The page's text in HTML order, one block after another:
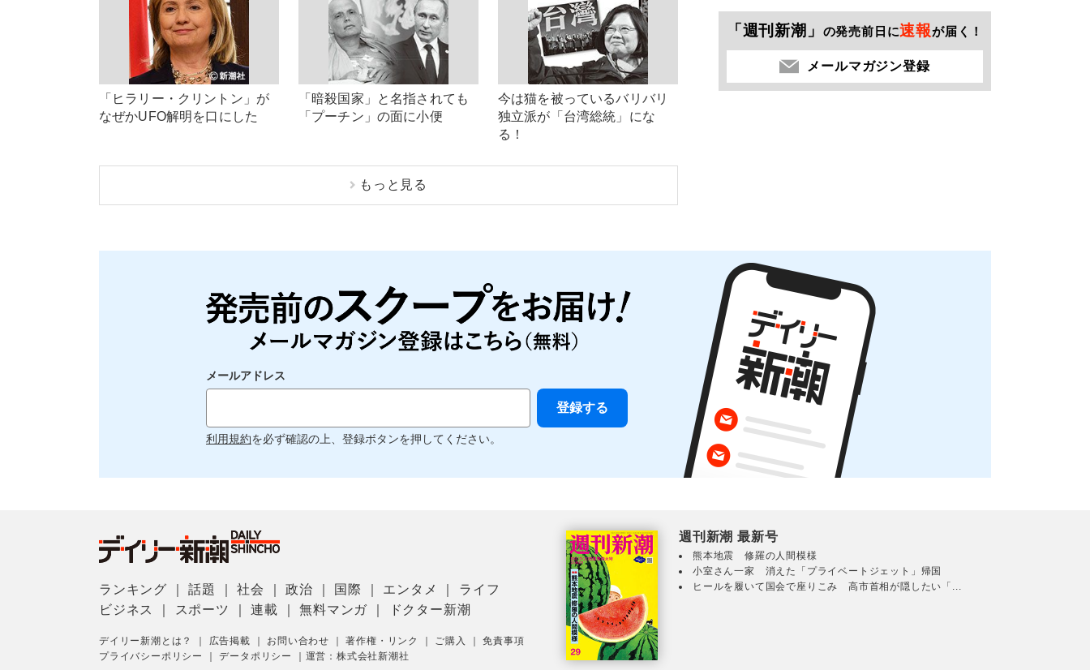
「ヒラリー・クリントン」が
なぜかUFO解明を口にした
「暗殺国家」と名指されても
「プーチン」の面に小便
今は猫を被っているバリバリ
独立派が「台湾総統」にな
る！
もっと見る
「週刊新潮」 の発売前日に速報が届く！
メールマガジン登録
メールアドレス
利用規約を必ず確認の上、登録ボタンを押してください。
ランキング ｜話題 ｜社会 ｜政治 国際 エンタメ
ライフ
ビジネス
スポーツ ｜連載 ｜無料マンガ ドクター新潮
デイリー新潮とは？ ｜ 広告掲載 ｜ お問い合わせ ｜著作権・リンク ｜ ご購入 ｜免責事項
プライバシーポリシー
｜データポリシー ｜ 運営：株式会社新潮社
週刊新潮 最新号
熊本地震 修羅の人間模様
小室さん一家 消えた「プライベートジェット」帰国
ヒールを履いて国会で座りこみ 高市首相が隠したい「...